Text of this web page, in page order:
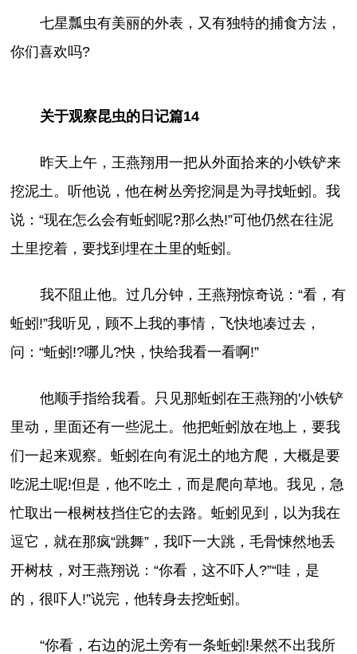
七星瓢虫有美丽的外表，又有独特的捕食方法，
你们喜欢吗?
关于观察昆虫的日记篇14
昨天上午，王燕翔用一把从外面拾来的小铁铲来
挖泥土。听他说，他在树丛旁挖洞是为寻找蚯蚓。我
说：“现在怎么会有蚯蚓呢?那么热!”可他仍然在往泥
土里挖着，要找到埋在土里的蚯蚓。
我不阻止他。过几分钟，王燕翔惊奇说：“看，有
蚯蚓!”我听见，顾不上我的事情，飞快地凑过去，
问：“蚯蚓!?哪儿?快，快给我看一看啊!”
他顺手指给我看。只见那蚯蚓在王燕翔的'小铁铲
里动，里面还有一些泥土。他把蚯蚓放在地上，要我
们一起来观察。蚯蚓在向有泥土的地方爬，大概是要
吃泥土呢!但是，他不吃土，而是爬向草地。我见，急
忙取出一根树枝挡住它的去路。蚯蚓见到，以为我在
逗它，就在那疯“跳舞”，我吓一大跳，毛骨悚然地丢
开树枝，对王燕翔说：“你看，这不吓人?”“哇，是
的，很吓人!”说完，他转身去挖蚯蚓。
“你看，右边的泥土旁有一条蚯蚓!果然不出我所